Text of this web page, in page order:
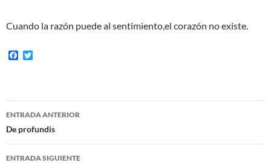
Cuando la razón puede al sentimiento,el corazón no existe.
F
o
o
e
r
Navegación
de
entradas
ENTRADA ANTERIOR
De profundis
ENTRADA SIGUIENTE